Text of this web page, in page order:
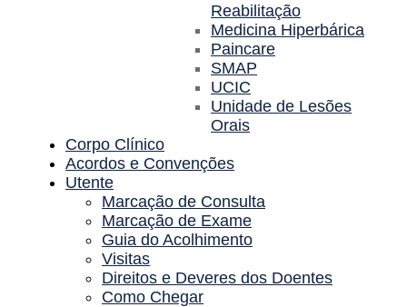
Reabilitação
Medicina Hiperbárica
Paincare
SMAP
UCIC
Unidade de Lesões
Orais
Corpo Clínico
Acordos e Convenções
Utente
Marcação de Consulta
Marcação de Exame
Guia do Acolhimento
Visitas
Direitos e Deveres dos Doentes
Como Chegar